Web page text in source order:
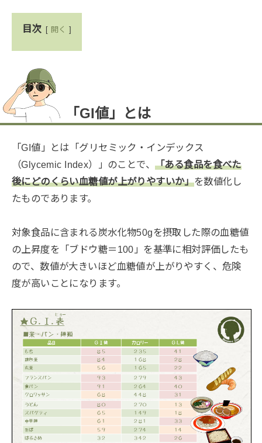
目次 開く
「GI値」とは
「GI値」とは「グリセミック・インデックス
（Glycemic Index）」のことで、「ある食品を食べた
後にどのくらい血糖値が上がりやすいか」を数値化し
たものであります。
対象食品に含まれる炭水化物50gを摂取した際の血糖値
の上昇度を「ブドウ糖＝100」を基準に相対評価したも
ので、数値が大きいほど血糖値が上がりやすく、危険
度が高いことになります。